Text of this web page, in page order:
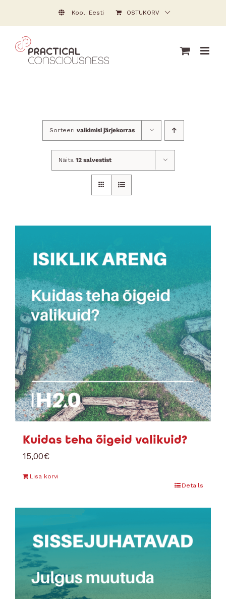
to
content
Kool: Eesti OSTUKORV
Sorteeri vaikimisi järjekorras
Näita 12 salvestist
Kuidas teha õigeid valikuid?
15,00€
Lisa korvi
Details